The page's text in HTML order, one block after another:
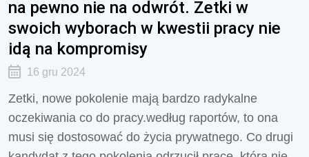
na pewno nie na odwrót. Zetki w
swoich wyborach w kwestii pracy nie
idą na kompromisy
16 gru 2024
Zetki, nowe pokolenie mają bardzo radykalne
oczekiwania co do pracy.według raportów, to ona
musi się dostosować do życia prywatnego. Co drugi